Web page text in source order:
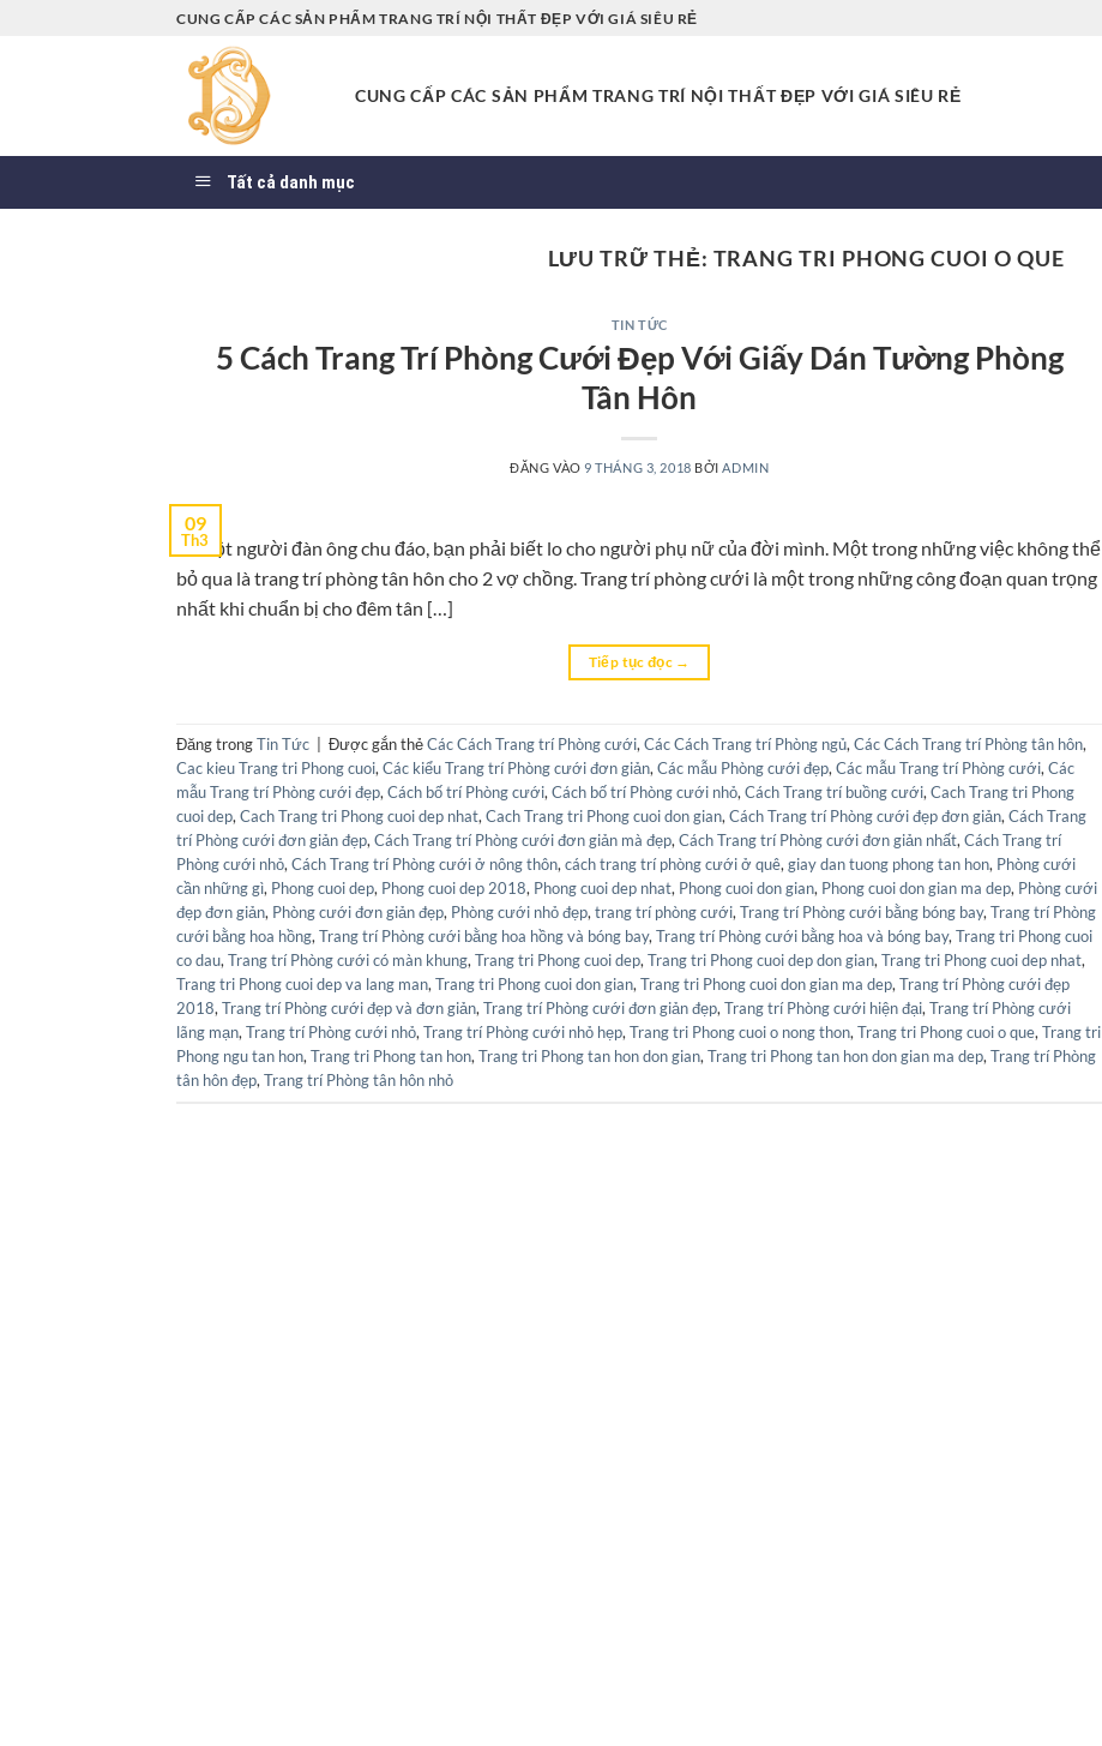
CUNG CẤP CÁC SẢN PHẨM TRANG TRÍ NỘI THẤT ĐẸP VỚI GIÁ SIÊU RẺ
CUNG CẤP CÁC SẢN PHẨM TRANG TRÍ NỘI THẤT ĐẸP VỚI GIÁ SIÊU RẺ
Tất cả danh mục
LƯU TRỮ THẺ: TRANG TRI PHONG CUOI O QUE
TIN TỨC
5 Cách Trang Trí Phòng Cưới Đẹp Với Giấy Dán Tường Phòng
Tân Hôn
ĐĂNG VÀO9 THÁNG 3, 2018 BỞIADMIN
09
Th3
Là một người đàn ông chu đáo, bạn phải biết lo cho người phụ nữ của đời mình. Một trong những việc không thể
bỏ qua là trang trí phòng tân hôn cho 2 vợ chồng. Trang trí phòng cưới là một trong những công đoạn quan trọng
nhất khi chuẩn bị cho đêm tân […]
Tiếp tục đọc →
Đăng trongTin Tức Được gắn thẻCác Cách Trang trí Phòng cưới, Các Cách Trang trí Phòng ngủ, Các Cách Trang trí Phòng tân hôn,
Cac kieu Trang tri Phong cuoi, Các kiểu Trang trí Phòng cưới đơn giản, Các mẫu Phòng cưới đẹp, Các mẫu Trang trí Phòng cưới, Các
mẫu Trang trí Phòng cưới đẹp, Cách bố trí Phòng cưới, Cách bố trí Phòng cưới nhỏ, Cách Trang trí buồng cưới, Cach Trang tri Phong
cuoi dep, Cach Trang tri Phong cuoi dep nhat, Cach Trang tri Phong cuoi don gian, Cách Trang trí Phòng cưới đẹp đơn giản, Cách Trang
trí Phòng cưới đơn giản đẹp, Cách Trang trí Phòng cưới đơn giản mà đẹp, Cách Trang trí Phòng cưới đơn giản nhất, Cách Trang trí
Phòng cưới nhỏ, Cách Trang trí Phòng cưới ở nông thôn, cách trang trí phòng cưới ở quê, giay dan tuong phong tan hon, Phòng cưới
cần những gì, Phong cuoi dep, Phong cuoi dep 2018, Phong cuoi dep nhat, Phong cuoi don gian, Phong cuoi don gian ma dep, Phòng cưới
đẹp đơn giản, Phòng cưới đơn giản đẹp, Phòng cưới nhỏ đẹp, trang trí phòng cưới, Trang trí Phòng cưới bằng bóng bay, Trang trí Phòng
cưới bằng hoa hồng, Trang trí Phòng cưới bằng hoa hồng và bóng bay, Trang trí Phòng cưới bằng hoa và bóng bay, Trang tri Phong cuoi
co dau, Trang trí Phòng cưới có màn khung, Trang tri Phong cuoi dep, Trang tri Phong cuoi dep don gian, Trang tri Phong cuoi dep nhat,
Trang tri Phong cuoi dep va lang man, Trang tri Phong cuoi don gian, Trang tri Phong cuoi don gian ma dep, Trang trí Phòng cưới đẹp
2018, Trang trí Phòng cưới đẹp và đơn giản, Trang trí Phòng cưới đơn giản đẹp, Trang trí Phòng cưới hiện đại, Trang trí Phòng cưới
lãng mạn, Trang trí Phòng cưới nhỏ, Trang trí Phòng cưới nhỏ hẹp, Trang tri Phong cuoi o nong thon, Trang tri Phong cuoi o que, Trang tri
Phong ngu tan hon, Trang tri Phong tan hon, Trang tri Phong tan hon don gian, Trang tri Phong tan hon don gian ma dep, Trang trí Phòng
tân hôn đẹp, Trang trí Phòng tân hôn nhỏ